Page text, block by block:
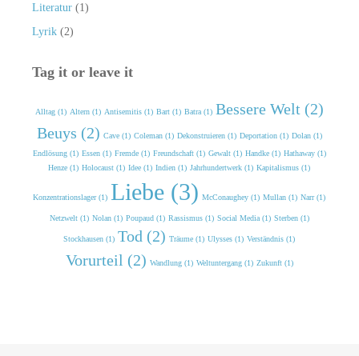
Literatur(1)
Lyrik(2)
Tag it or leave it
Alltag (1) Altern (1) Antisemitis (1) Bart (1) Batra (1) Bessere Welt (2)
Beuys (2) Cave (1) Coleman (1) Dekonstruieren (1) Deportation (1) Dolan (1)
Endlösung (1) Essen (1) Fremde (1) Freundschaft (1) Gewalt (1) Handke (1) Hathaway (1)
Henze (1) Holocaust (1) Idee (1) Indien (1) Jahrhundertwerk (1) Kapitalismus (1)
Konzentrationslager (1) Liebe (3) McConaughey (1) Mullan (1) Narr (1)
Netzwelt (1) Nolan (1) Poupaud (1) Rassismus (1) Social Media (1) Sterben (1)
Stockhausen (1) Tod (2) Träume (1) Ulysses (1) Verständnis (1)
Vorurteil (2) Wandlung (1) Weltuntergang (1) Zukunft (1)